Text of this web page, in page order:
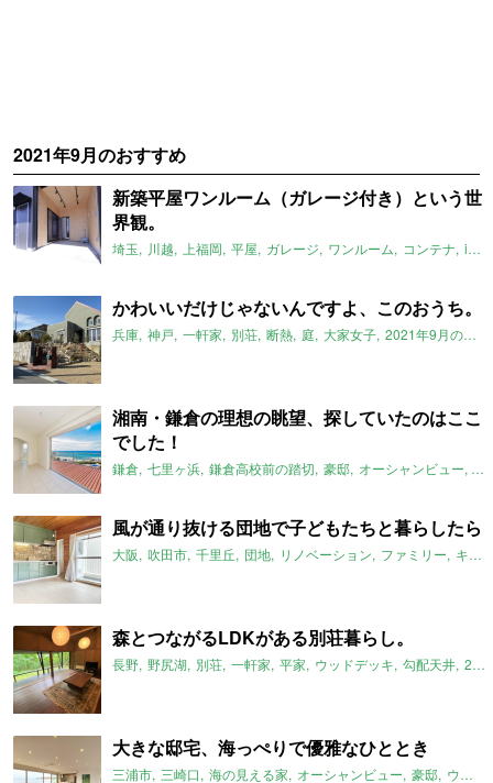
2021年9月のおすすめ
新築平屋ワンルーム（ガレージ付き）という世
界観。
埼玉 川越 上福岡 平屋 ガレージ ワンルーム コンテナ instagram
かわいいだけじゃないんですよ、このおうち。
兵庫 神戸 一軒家 別荘 断熱 庭 大家女子 2021年9月のおすすめ
湘南・鎌倉の理想の眺望、探していたのはここ
でした！
鎌倉 七里ヶ浜 鎌倉高校前の踏切 豪邸 オーシャンビュー ス
風が通り抜ける団地で子どもたちと暮らしたら
大阪 吹田市 千里丘 団地 リノベーション ファミリー キッチン
森とつながるLDKがある別荘暮らし。
長野 野尻湖 別荘 一軒家 平家 ウッドデッキ 勾配天井 2021年9月のおすすめ
大きな邸宅、海っぺりで優雅なひととき
三浦市 三崎口 海の見える家 オーシャンビュー 豪邸 ウッドデッキ